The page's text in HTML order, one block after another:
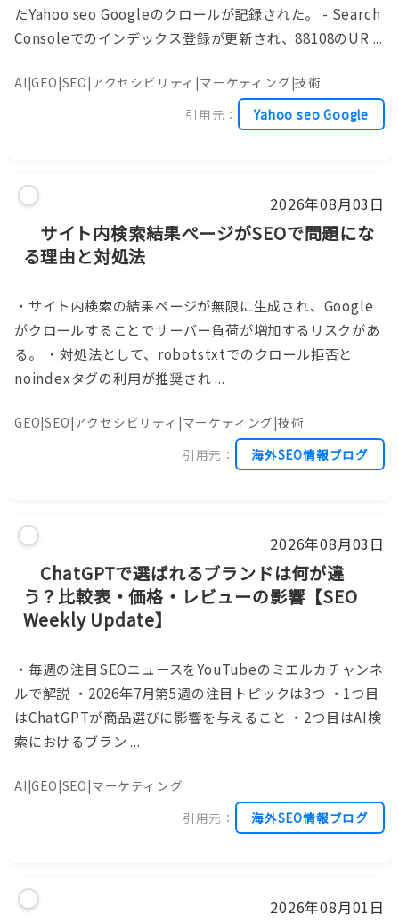
たYahoo seo Googleのクロールが記録された。 - Search
Consoleでのインデックス登録が更新され、88108のUR ...
AI|GEO|SEO|アクセシビリティ|マーケティング|技術
引用元：
Yahoo seo Google
2026年08月03日
サイト内検索結果ページがSEOで問題にな
る理由と対処法
・サイト内検索の結果ページが無限に生成され、Google
がクロールすることでサーバー負荷が増加するリスクがあ
る。 ・対処法として、robotstxtでのクロール拒否と
noindexタグの利用が推奨され ...
GEO|SEO|アクセシビリティ|マーケティング|技術
引用元：
海外SEO情報ブログ
2026年08月03日
ChatGPTで選ばれるブランドは何が違
う？比較表・価格・レビューの影響【SEO
Weekly Update】
・毎週の注目SEOニュースをYouTubeのミエルカチャンネ
ルで解説 ・2026年7月第5週の注目トピックは3つ ・1つ目
はChatGPTが商品選びに影響を与えること ・2つ目はAI検
索におけるブラン ...
AI|GEO|SEO|マーケティング
引用元：
海外SEO情報ブログ
2026年08月01日